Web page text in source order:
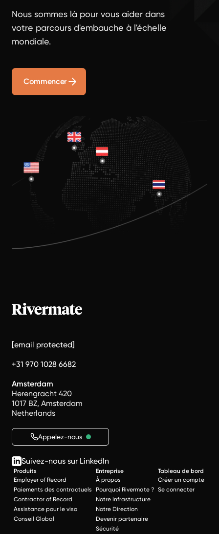
Nous sommes là pour vous aider dans
votre parcours d'embauche à l'échelle
mondiale.
Commencer
[email protected]
+31 970 1028 6682
Amsterdam
Herengracht 420
1017 BZ, Amsterdam
Netherlands
Appelez-nous
Suivez-nous sur LinkedIn
Produits
Employer of Record
Paiements des contractuels
Contractor of Record
Assistance pour le visa
Conseil Global
Entreprise
À propos
Pourquoi Rivermate ?
Notre Infrastructure
Notre Direction
Devenir partenaire
Sécurité
Tableau de bord
Créer un compte
Se connecter